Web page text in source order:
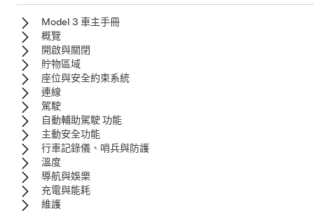
Model 3 車主手冊
概覽
開啟與關閉
貯物區域
座位與安全約束系統
連線
駕駛
自動輔助駕駛 功能
主動安全功能
行車記錄儀、哨兵與防護
溫度
導航與娛樂
充電與能耗
維護